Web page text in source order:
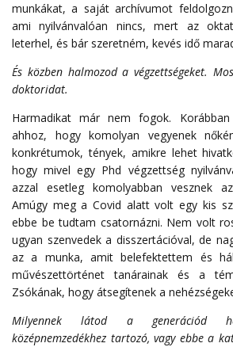
munkákat, a saját archívumot
ami nyilvánvalóan nincs, mert az
leterhel, és bár szeretném, kevés idő
És közben halmozod a végzettségeket.
doktoridat.
Harmadikat már nem fogok.
ahhoz, hogy komolyan vegyenek
konkrétumok, tények, amikre lehet
hogy mivel egy Phd végzettség
azzal esetleg komolyabban vesznek
Amúgy meg a Covid alatt volt egy kis
ebbe be tudtam csatornázni. Nem volt
ugyan szenvedek a disszertációval, de
az a munka, amit belefektettem és
művészettörténet tanárainak és a
Zsókának, hogy átsegítenek a
Milyennek látod a generációd
középnemzedékhez tartozó, vagy ebbe a